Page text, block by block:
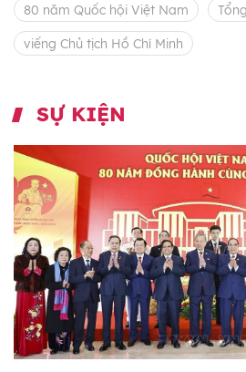
80 năm Quốc hội Việt Nam
viếng Chủ tịch Hồ Chí Minh
SỰ KIỆN